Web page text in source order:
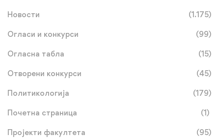
Новости (1.175)
Огласи и конкурси (99)
Огласна табла (15)
Отворени конкурси (45)
Политикологија (179)
Почетна страница (1)
Пројекти факултета (95)